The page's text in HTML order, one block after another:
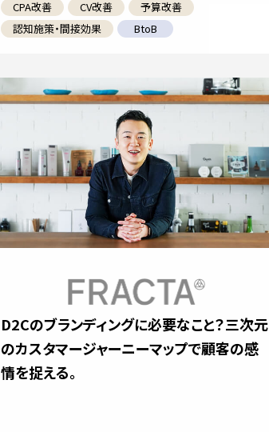
CPA改善
CV改善
予算改善
認知施策・間接効果
BtoB
D2Cのブランディングに必要なこと？三次元
のカスタマージャーニーマップで顧客の感
情を捉える。